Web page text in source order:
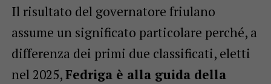
Il risultato del governatore friulano
assume un significato particolare perché, a
differenza dei primi due classificati, eletti
nel 2025,Fedriga è alla guida della